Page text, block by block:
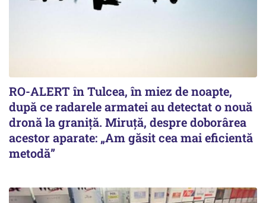
RO-ALERT în Tulcea, în miez de noapte,
după ce radarele armatei au detectat o nouă
dronă la graniță. Miruță, despre doborârea
acestor aparate: „Am găsit cea mai eficientă
metodă”